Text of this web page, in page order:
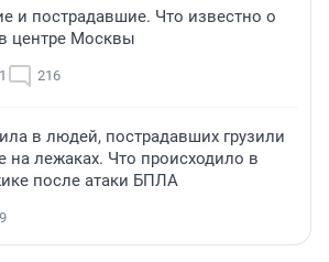
и пострадавшие. Что известно о
центре Москвы
216
в людей, пострадавших грузили
на лежаках. Что происходило в
после атаки БПЛА